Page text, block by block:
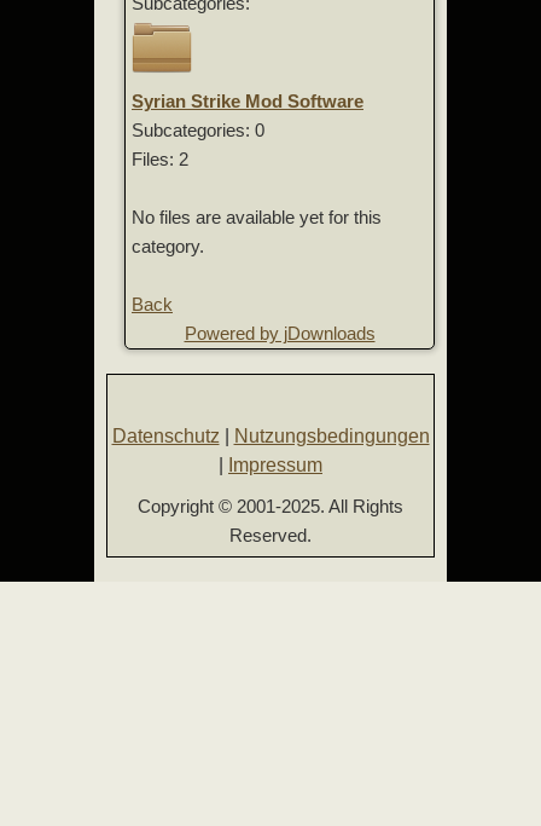
Syrian Strike Mod Software
Subcategories: 0
Files: 2
No files are available yet for this
category.
Back
Powered by jDownloads
Datenschutz
Nutzungsbedingungen
Impressum
Copyright © 2001-2025. All Rights
Reserved.